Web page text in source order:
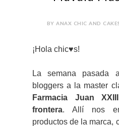
BY ANAX CHIC AND
¡Hola chic♥s!
La semana pasada
bloggers a la master
Farmacia Juan XXIII
frontera. Allí nos
productos de la marca,